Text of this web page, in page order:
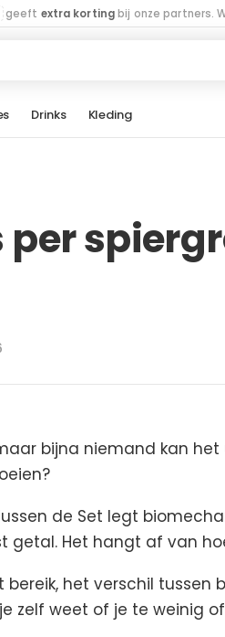
geeft extra kortingbij onze partners.
Drinks Kleding
per
bijna niemand kan
de Set legt
getal. Het hangt af van
bereik, het verschil tussen
zelf weet of je te weinig